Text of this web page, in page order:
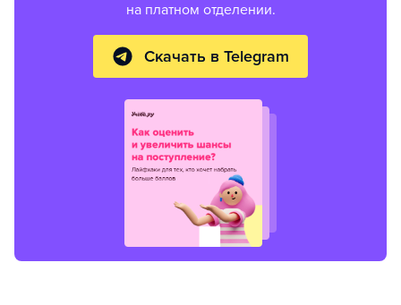
на платном отделении.
Скачать в Telegram